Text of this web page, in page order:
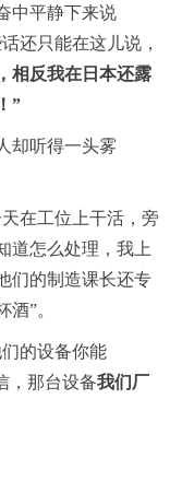
中平静下来说
还只能在这儿说，
相反我在日本还露
”
却听得一头雾
在工位上干活，旁
道怎么处理，我上
们的制造课长还专
”。
的设备你能
，那台设备我们厂